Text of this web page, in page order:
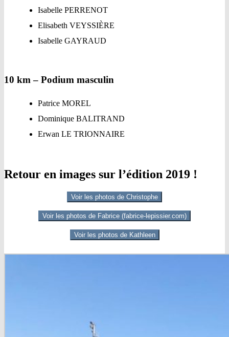
Isabelle PERRENOT
Elisabeth VEYSSIÈRE
Isabelle GAYRAUD
10 km – Podium masculin
Patrice MOREL
Dominique BALITRAND
Erwan LE TRIONNAIRE
Retour en images sur l’édition 2019 !
Voir les photos de Christophe
Voir les photos de Fabrice (fabrice-lepissier.com)
Voir les photos de Kathleen